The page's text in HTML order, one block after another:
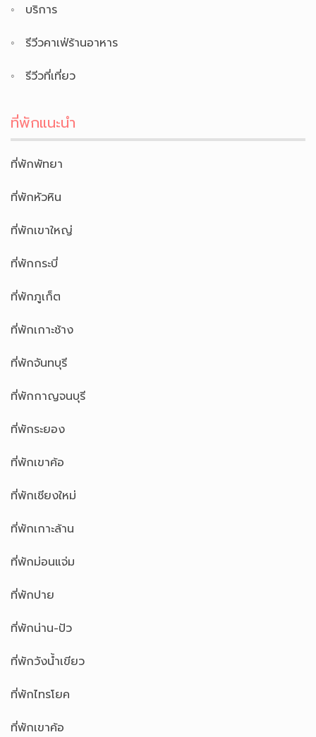
บริการ
รีวีวคาเฟ่ร้านอาหาร
รีวีวที่เที่ยว
ที่พักแนะนำ
ที่พักพัทยา
ที่พักหัวหิน
ที่พักเขาใหญ่
ที่พักกระบี่
ที่พักภูเก็ต
ที่พักเกาะช้าง
ที่พักจันทบุรี
ที่พักกาญจนบุรี
ที่พักระยอง
ที่พักเขาค้อ
ที่พักเชียงใหม่
ที่พักเกาะล้าน
ที่พักม่อนแจ่ม
ที่พักปาย
ที่พักน่าน-ปัว
ที่พักวังน้ำเขียว
ที่พักไทรโยค
ที่พักเขาค้อ